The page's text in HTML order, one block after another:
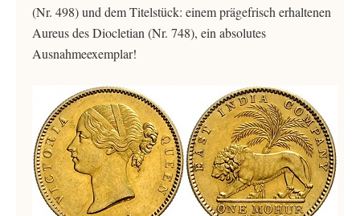
(Nr. 498) und dem Titelstück: einem prägefrisch erhaltenen
Aureus des Diocletian (Nr. 748), ein absolutes
Ausnahmeexemplar!